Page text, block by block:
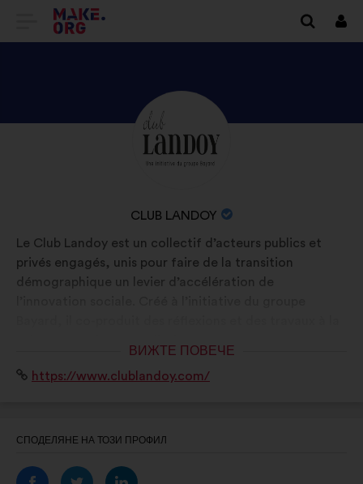
ОТИДЕТЕ
НАЧАЛНАТА
СТРАНИЦА
ВИЖТЕ
ПРОФИЛА
CLUB
ИМЕ
ОРГАНИЗАЦИЯТА:
CLUB LANDOY
Биография:
Le Club Landoy est un collectif d’acteurs publics et
privés engagés, unis pour faire de la transition
démographique un levier d’accélération de
ВИЖТЕ ПОВЕЧЕ
Уебсайт:
https://www.clublandoy.com/
СПОДЕЛЯНЕ НА ТОЗИ ПРОФИЛ